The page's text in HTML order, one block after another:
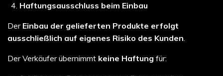
Haftungsausschluss beim Einbau
Der Einbau der gelieferten Produkte erfolgt
ausschließlich auf eigenes Risiko des Kunden.
Der Verkäufer übernimmt keine Haftung für: